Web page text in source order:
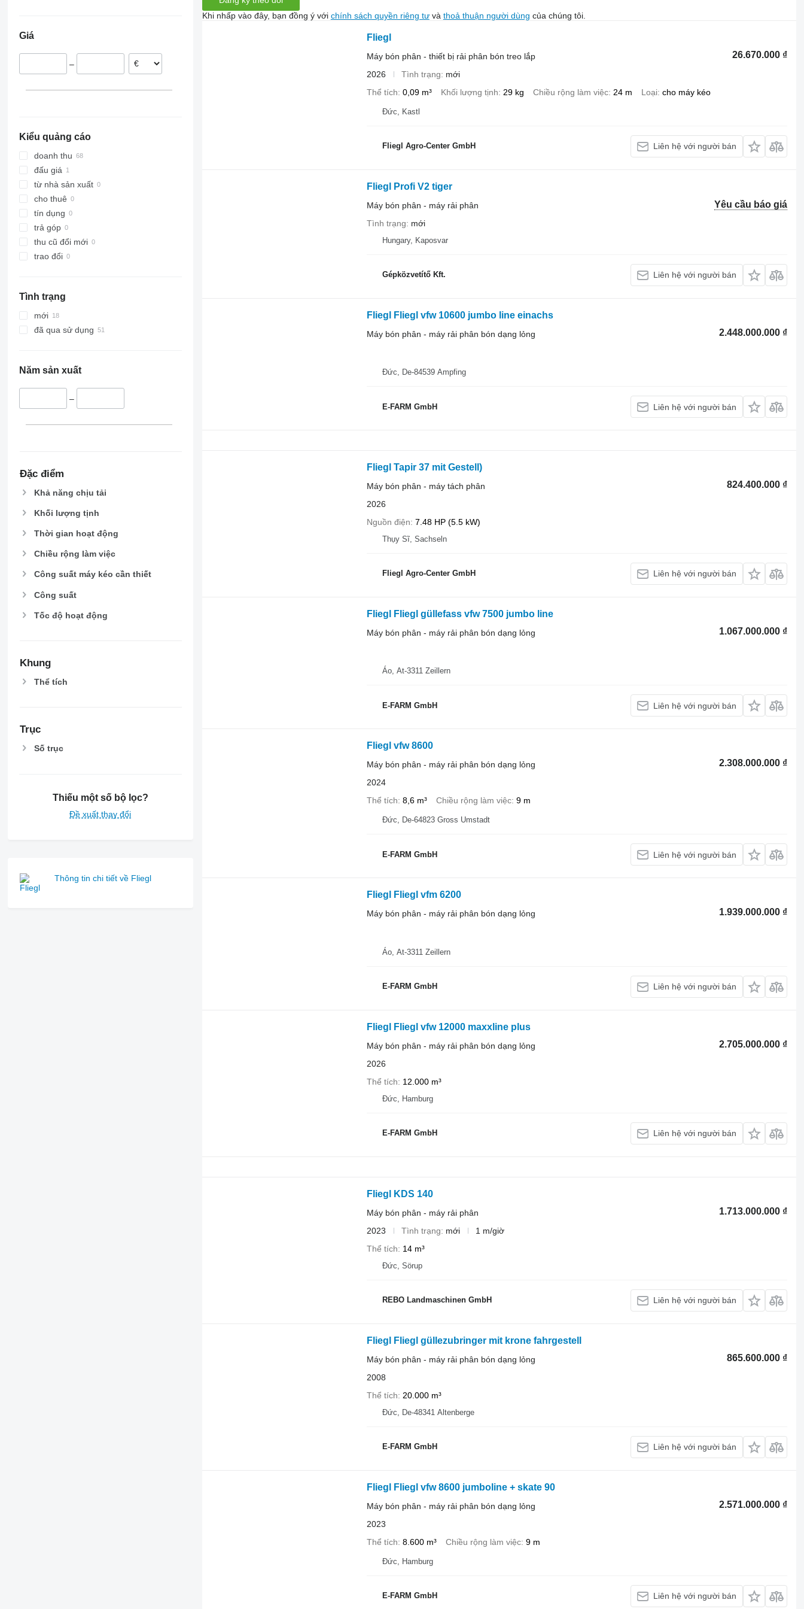
Áo
Ukraine
Giá
–
Kiểu quảng cáo
doanh thu
đấu giá
từ nhà sản xuất
cho thuê
tín dụng
trả góp
thu cũ đổi mới
trao đổi
Tình trạng
mới
đã qua sử dụng
Năm sản xuất
–
Đặc điểm
Khả năng chịu tải
Khối lượng tịnh
Thời gian hoạt động
Chiều rộng làm việc
Công suất máy kéo cần thiết
Công suất
Tốc độ hoạt động
Khung
Thể tích
Trục
Số trục
Thiếu một số bộ lọc?
Đề xuất thay đổi
Thông tin chi tiết về Fliegl
Khi nhấp vào đây, bạn đồng ý với chính sách quyền riêng tưvà thoả thuận người dùng của chúng tôi.
Fliegl
26.670.000 ₫
Máy bón phân - thiết bị rải phân bón treo lắp
2026
Tình trạng
mới
Thể tích 0,09 m³ Khối lượng tịnh 29 kg Chiều rộng làm việc 24 m Loại cho máy kéo
Đức, Kastl
Fliegl Agro-Center GmbH Liên hệ với người bán
Fliegl Profi V2 tiger
Yêu cầu báo giá
Máy bón phân - máy rải phân
Tình trạng
mới
Hungary, Kaposvar
Gépközvetítő Kft. Liên hệ với người bán
Fliegl Fliegl vfw 10600 jumbo line einachs
2.448.000.000 ₫
Máy bón phân - máy rải phân bón dạng lỏng
Đức, De-84539 Ampfing
E-FARM GmbH Liên hệ với người bán
Fliegl Tapir 37 mit Gestell)
824.400.000 ₫
Máy bón phân - máy tách phân
2026
Nguồn điện 7.48 HP (5.5 kW)
Thụy Sĩ, Sachseln
Fliegl Agro-Center GmbH Liên hệ với người bán
Fliegl Fliegl güllefass vfw 7500 jumbo line
1.067.000.000 ₫
Máy bón phân - máy rải phân bón dạng lỏng
Áo, At-3311 Zeillern
E-FARM GmbH Liên hệ với người bán
Fliegl vfw 8600
2.308.000.000 ₫
Máy bón phân - máy rải phân bón dạng lỏng
2024
Thể tích 8,6 m³ Chiều rộng làm việc 9 m
Đức, De-64823 Gross Umstadt
E-FARM GmbH Liên hệ với người bán
Fliegl Fliegl vfm 6200
1.939.000.000 ₫
Máy bón phân - máy rải phân bón dạng lỏng
Áo, At-3311 Zeillern
E-FARM GmbH Liên hệ với người bán
Fliegl Fliegl vfw 12000 maxxline plus
2.705.000.000 ₫
Máy bón phân - máy rải phân bón dạng lỏng
2026
Thể tích
12.000 m³
Đức, Hamburg
E-FARM GmbH Liên hệ với người bán
Fliegl KDS 140
1.713.000.000 ₫
Máy bón phân - máy rải phân
2023
Tình trạng mới
1 m/giờ
Thể tích
14 m³
Đức, Sörup
REBO Landmaschinen GmbH Liên hệ với người bán
Fliegl Fliegl güllezubringer mit krone fahrgestell
865.600.000 ₫
Máy bón phân - máy rải phân bón dạng lỏng
2008
Thể tích
20.000 m³
Đức, De-48341 Altenberge
E-FARM GmbH Liên hệ với người bán
Fliegl Fliegl vfw 8600 jumboline + skate 90
2.571.000.000 ₫
Máy bón phân - máy rải phân bón dạng lỏng
2023
Thể tích 8.600 m³ Chiều rộng làm việc 9 m
Đức, Hamburg
E-FARM GmbH Liên hệ với người bán